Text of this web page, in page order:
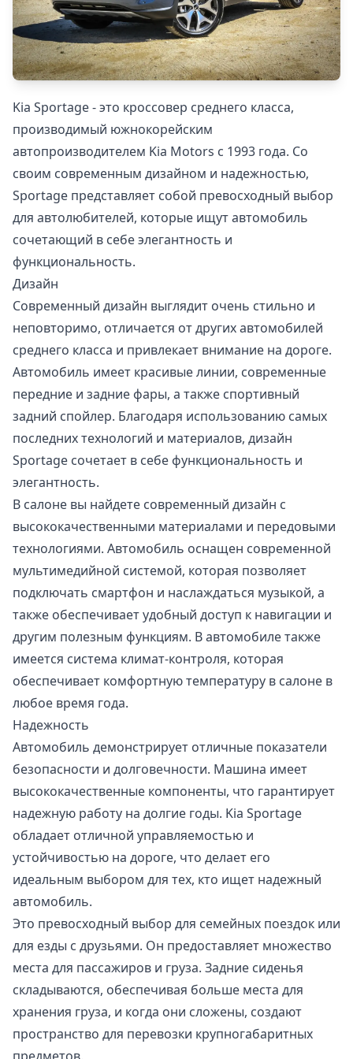
Kia Sportage - это кроссовер среднего класса,
производимый южнокорейским
автопроизводителем Kia Motors с 1993 года. Со
своим современным дизайном и надежностью,
Sportage представляет собой превосходный выбор
для автолюбителей, которые ищут автомобиль
сочетающий в себе элегантность и
функциональность.
Дизайн
Современный дизайн выглядит очень стильно и
неповторимо, отличается от других автомобилей
среднего класса и привлекает внимание на дороге.
Автомобиль имеет красивые линии, современные
передние и задние фары, а также спортивный
задний спойлер. Благодаря использованию самых
последних технологий и материалов, дизайн
Sportage сочетает в себе функциональность и
элегантность.
В салоне вы найдете современный дизайн с
высококачественными материалами и передовыми
технологиями. Автомобиль оснащен современной
мультимедийной системой, которая позволяет
подключать смартфон и наслаждаться музыкой, а
также обеспечивает удобный доступ к навигации и
другим полезным функциям. В автомобиле также
имеется система климат-контроля, которая
обеспечивает комфортную температуру в салоне в
любое время года.
Надежность
Автомобиль демонстрирует отличные показатели
безопасности и долговечности. Машина имеет
высококачественные компоненты, что гарантирует
надежную работу на долгие годы. Kia Sportage
обладает отличной управляемостью и
устойчивостью на дороге, что делает его
идеальным выбором для тех, кто ищет надежный
автомобиль.
Это превосходный выбор для семейных поездок или
для езды с друзьями. Он предоставляет множество
места для пассажиров и груза. Задние сиденья
складываются, обеспечивая больше места для
хранения груза, и когда они сложены, создают
пространство для перевозки крупногабаритных